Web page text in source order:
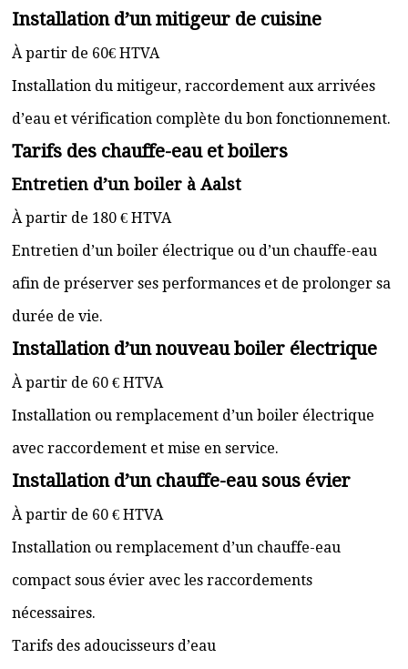
Installation d’un mitigeur de cuisine
À partir de 60€ HTVA
Installation du mitigeur, raccordement aux arrivées
d’eau et vérification complète du bon fonctionnement.
Tarifs des chauffe-eau et boilers
Entretien d’un boiler à Aalst
À partir de 180 € HTVA
Entretien d’un boiler électrique ou d’un chauffe-eau
afin de préserver ses performances et de prolonger sa
durée de vie.
Installation d’un nouveau boiler électrique
À partir de 60 € HTVA
Installation ou remplacement d’un boiler électrique
avec raccordement et mise en service.
Installation d’un chauffe-eau sous évier
À partir de 60 € HTVA
Installation ou remplacement d’un chauffe-eau
compact sous évier avec les raccordements
nécessaires.
Tarifs des adoucisseurs d’eau